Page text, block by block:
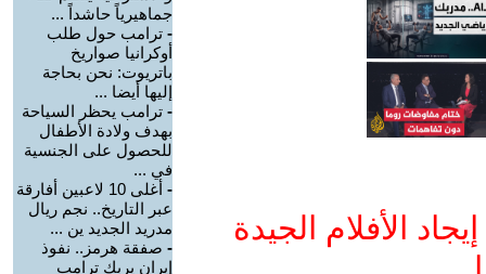
الأفلام الجيدة
جماهيرياً حاشداً ...
- ترامب حول طلب
أوكرانيا صواريخ
باتريوت: نحن بحاجة
إليها أيضا ...
- ترامب يحظر السياحة
بهدف ولادة الأطفال
للحصول على الجنسية
في ...
-
أغلى 10 لاعبين أفارقة
عبر التاريخ.. نجم ريال
مدريد الجديد ين ...
- صفقة هرمز.. نفوذ
إيران يربك ترامب